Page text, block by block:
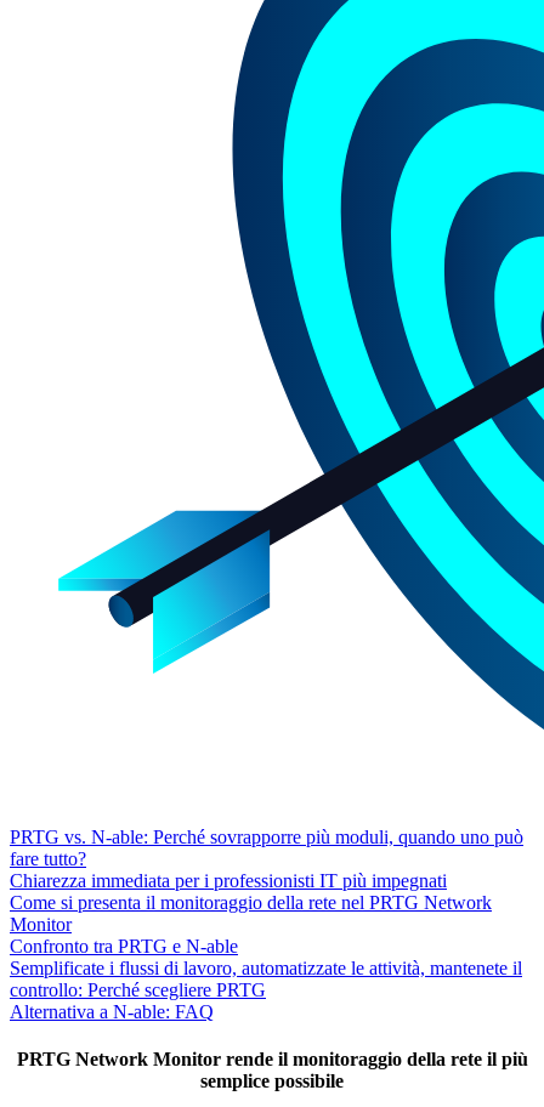
PRTG vs. N-able: Perché sovrapporre più moduli, quando uno può
fare tutto?
Chiarezza immediata per i professionisti IT più impegnati
Come si presenta il monitoraggio della rete nel PRTG Network
Monitor
Confronto tra PRTG e N-able
Semplificate i flussi di lavoro, automatizzate le attività, mantenete il
controllo: Perché scegliere PRTG
Alternativa a N-able: FAQ
PRTG Network Monitor rende il monitoraggio della rete il più
semplice possibile